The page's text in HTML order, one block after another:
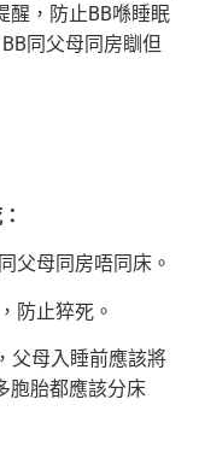
醒，防止BB喺睡眠
同父母同房瞓但
父母同房唔同床。
防止猝死。
父母入睡前應該將
胞胎都應該分床